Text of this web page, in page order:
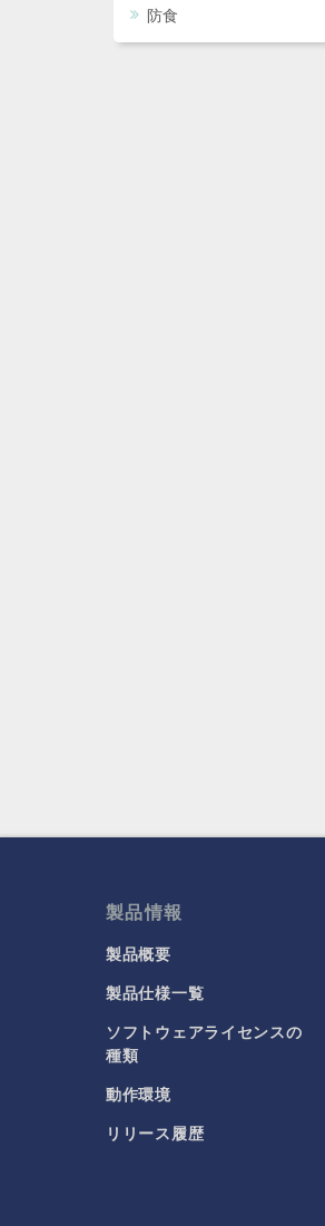
防食
製品情報
製品概要
製品仕様一覧
ソフトウェアライセンスの
種類
動作環境
リリース履歴